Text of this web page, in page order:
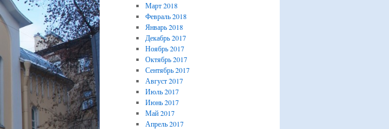
Март 2018
Февраль 2018
Январь 2018
Декабрь 2017
Ноябрь 2017
Октябрь 2017
Сентябрь 2017
Август 2017
Июль 2017
Июнь 2017
Май 2017
Апрель 2017